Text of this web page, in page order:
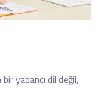
yabancı dil değil,